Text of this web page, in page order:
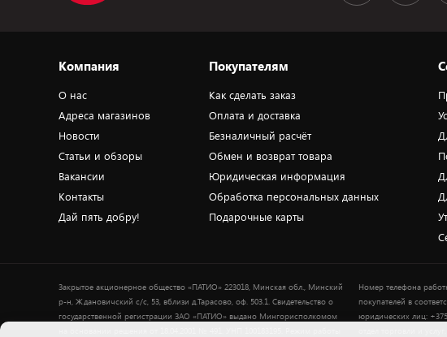
Компания
О нас
Адреса магазинов
Новости
Статьи и обзоры
Вакансии
Контакты
Дай пять добру!
Покупателям
Как сделать заказ
Оплата и доставка
Безналичный расчёт
Обмен и возврат товара
Юридическая информация
Обработка персональных данных
Подарочные карты
Закрытое акционерное общество «ПАТИО» 223018, Минская обл., Минский
р-н, Ждановичский с/с, 53, вблизи д.Тарасово, оф. 503.1. Свидетельство о
государственной регистрации ЗАО «ПАТИО» выдано Мингорисполкомом
Номер телефона
покупателей в
юридических лиц: